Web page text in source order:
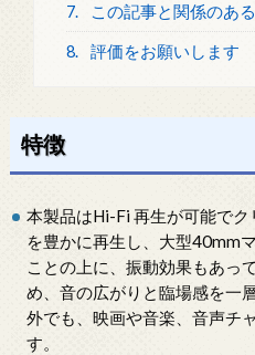
7. この記事と関係のあ
8. 評価をお願いします
特徴
本製品はHi-Fi 再生が可能で
を豊かに再生し、大型40mm
ことの上に、振動効果もあっ
め、音の広がりと臨場感を一
外でも、映画や音楽、音声チ
す。